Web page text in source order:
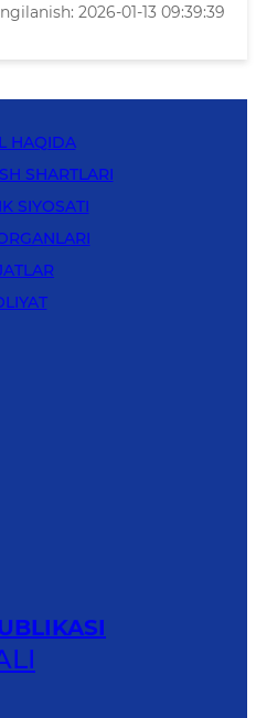
2026-01-13 09:39:39
HAQIDA
SHARTLARI
SIYOSATI